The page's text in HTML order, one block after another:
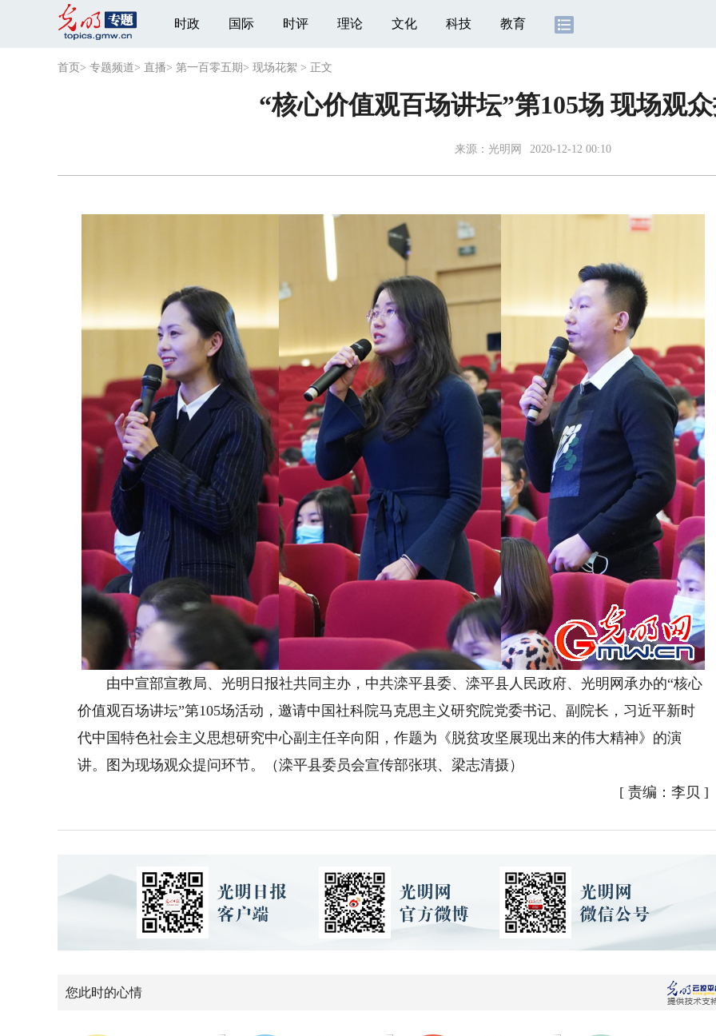
时政 国际 时评 理论 文化 科技 教育
首页 > 专题频道> 直播> 第一百零五期> 现场花絮 > 正文
“核心价值观百场讲坛”第105场 现场观
来源： 光明网 2020-12-12 00:10
由中宣部宣教局、光明日报社共同主办，中共滦平县委、滦平县人民政府、光明网承办的“核心
价值观百场讲坛”第105场活动，邀请中国社科院马克思主义研究院党委书记、副院长，习近平新时
代中国特色社会主义思想研究中心副主任辛向阳，作题为《脱贫攻坚展现出来的伟大精神》的演
讲。图为现场观众提问环节。（滦平县委员会宣传部张琪、梁志清摄）
[ 责编：李贝 ]
您此时的心情